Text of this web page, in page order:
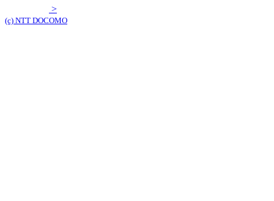
>
(c) NTT DOCOMO